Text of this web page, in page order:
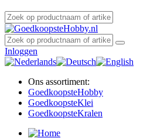
Inloggen
Ons assortiment:
GoedkoopsteHobby
GoedkoopsteKlei
GoedkoopsteKralen